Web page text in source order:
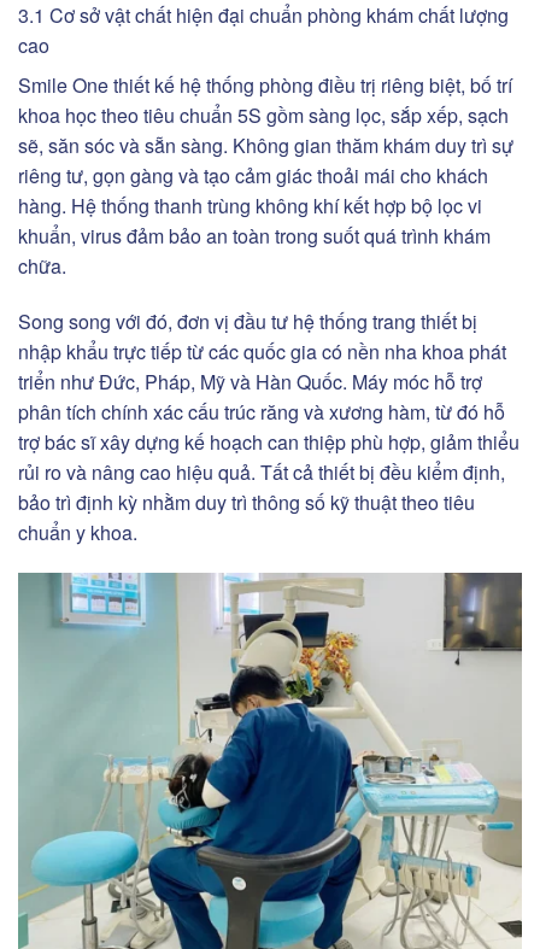
3.1 Cơ sở vật chất hiện đại chuẩn phòng khám chất lượng
cao
Smile One thiết kế hệ thống phòng điều trị riêng biệt, bố trí
khoa học theo tiêu chuẩn 5S gồm sàng lọc, sắp xếp, sạch
sẽ, săn sóc và sẵn sàng. Không gian thăm khám duy trì sự
riêng tư, gọn gàng và tạo cảm giác thoải mái cho khách
hàng. Hệ thống thanh trùng không khí kết hợp bộ lọc vi
khuẩn, virus đảm bảo an toàn trong suốt quá trình khám
chữa.
Song song với đó, đơn vị đầu tư hệ thống trang thiết bị
nhập khẩu trực tiếp từ các quốc gia có nền nha khoa phát
triển như Đức, Pháp, Mỹ và Hàn Quốc. Máy móc hỗ trợ
phân tích chính xác cấu trúc răng và xương hàm, từ đó hỗ
trợ bác sĩ xây dựng kế hoạch can thiệp phù hợp, giảm thiểu
rủi ro và nâng cao hiệu quả. Tất cả thiết bị đều kiểm định,
bảo trì định kỳ nhằm duy trì thông số kỹ thuật theo tiêu
chuẩn y khoa.